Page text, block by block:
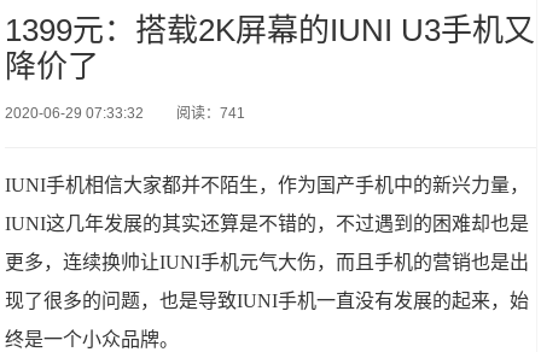
1399元：搭载2K屏幕的IUNI U3手机又
降价了
2020-06-29 07:33:32 阅读：741
IUNI手机相信大家都并不陌生，作为国产手机中的新兴力量，
IUNI这几年发展的其实还算是不错的，不过遇到的困难却也是
更多，连续换帅让IUNI手机元气大伤，而且手机的营销也是出
现了很多的问题，也是导致IUNI手机一直没有发展的起来，始
终是一个小众品牌。